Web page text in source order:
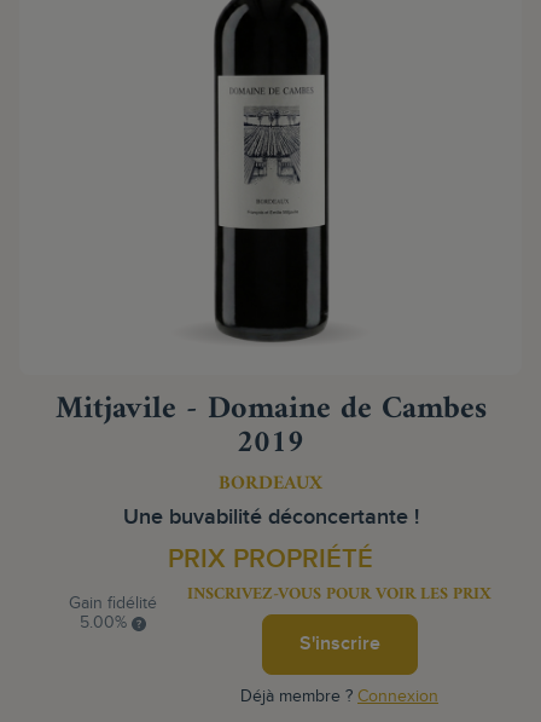
Mitjavile - Domaine de Cambes
2019
BORDEAUX
Une buvabilité déconcertante !
PRIX PROPRIÉTÉ
Gain fidélité
5.00%
INSCRIVEZ-VOUS POUR VOIR LES PRIX
S'inscrire
Déjà membre ? Connexion